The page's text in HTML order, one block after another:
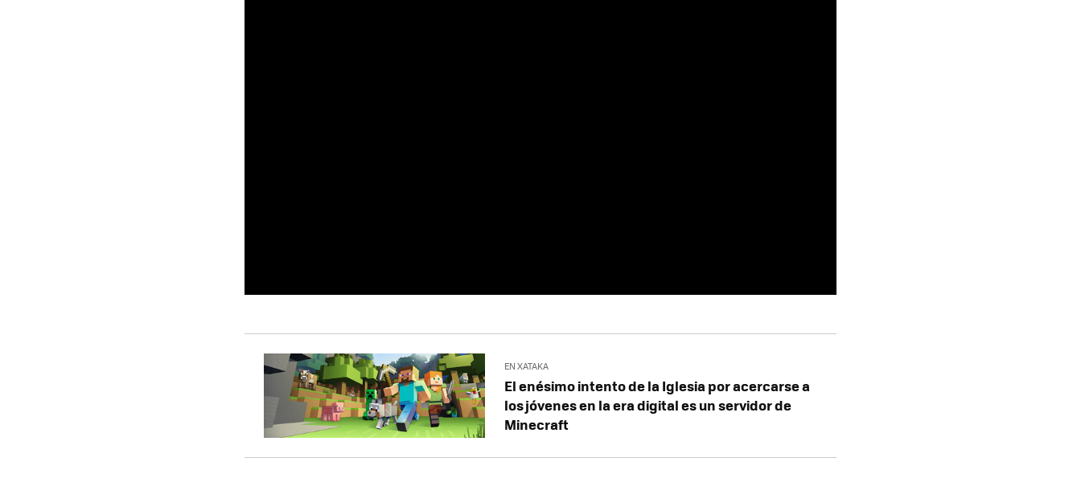
EN XATAKA
El enésimo intento de la Iglesia por acercarse a
los jóvenes en la era digital es un servidor de
Minecraft